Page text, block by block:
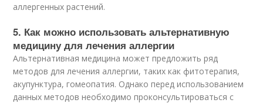
аллергенных растений.
5. Как можно использовать альтернативную
медицину для лечения аллергии
Альтернативная медицина может предложить ряд
методов для лечения аллергии, таких как фитотерапия,
акупунктура, гомеопатия. Однако перед использованием
данных методов необходимо проконсультироваться с